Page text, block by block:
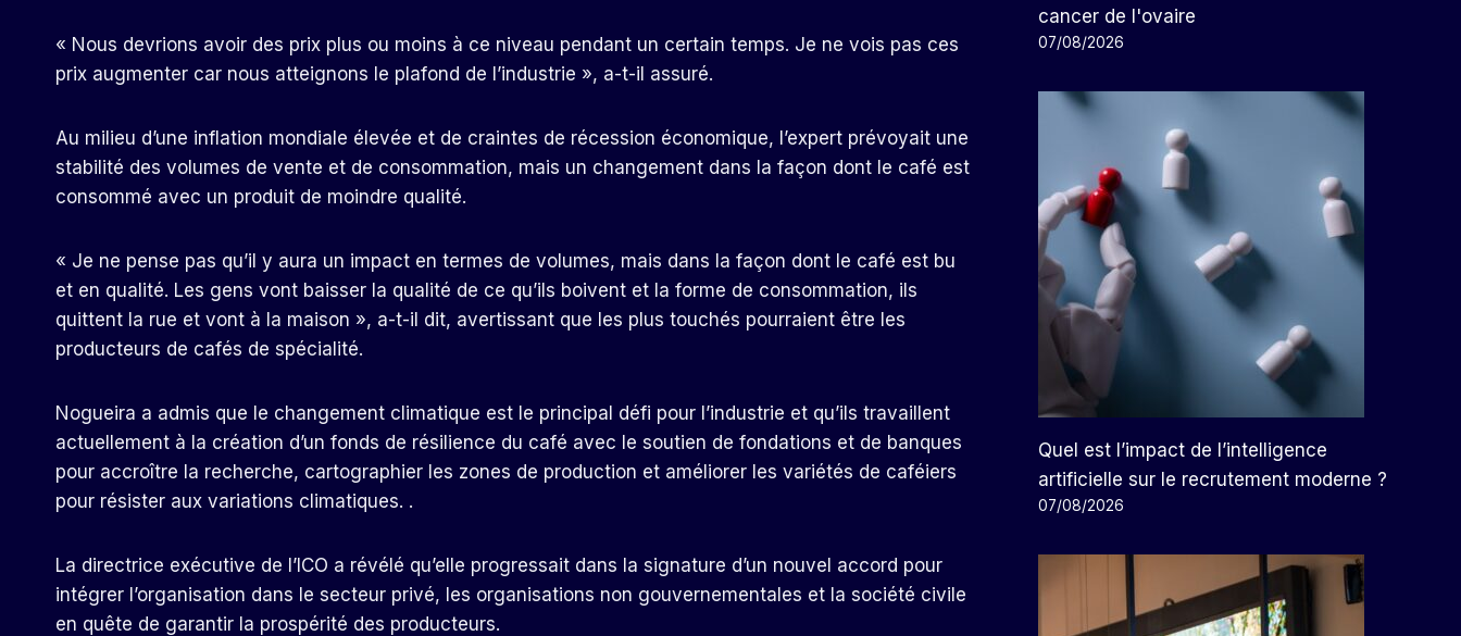
« Nous devrions avoir des prix plus ou moins à ce niveau pendant un certain temps. Je ne vois pas ces
prix augmenter car nous atteignons le plafond de l’industrie », a-t-il assuré.
Au milieu d’une inflation mondiale élevée et de craintes de récession économique, l’expert prévoyait une
stabilité des volumes de vente et de consommation, mais un changement dans la façon dont le café est
consommé avec un produit de moindre qualité.
« Je ne pense pas qu’il y aura un impact en termes de volumes, mais dans la façon dont le café est bu
et en qualité. Les gens vont baisser la qualité de ce qu’ils boivent et la forme de consommation, ils
quittent la rue et vont à la maison », a-t-il dit, avertissant que les plus touchés pourraient être les
producteurs de cafés de spécialité.
Nogueira a admis que le changement climatique est le principal défi pour l’industrie et qu’ils travaillent
actuellement à la création d’un fonds de résilience du café avec le soutien de fondations et de banques
pour accroître la recherche, cartographier les zones de production et améliorer les variétés de caféiers
pour résister aux variations climatiques. .
La directrice exécutive de l’ICO a révélé qu’elle progressait dans la signature d’un nouvel accord pour
intégrer l’organisation dans le secteur privé, les organisations non gouvernementales et la société civile
en quête de garantir la prospérité des producteurs.
cancer de l'ovaire
07/08/2026
Quel est l’impact de l’intelligence
artificielle sur le recrutement moderne ?
07/08/2026